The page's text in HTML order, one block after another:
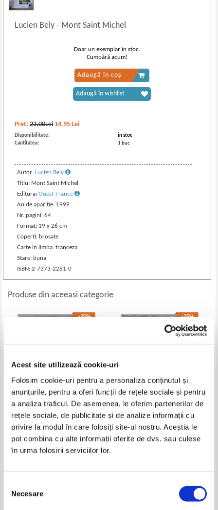
Acest site utilizează cookie-uri
Folosim cookie-uri pentru a personaliza conținutul și
anunțurile, pentru a oferi funcții de rețele sociale și pentru
a analiza traficul. De asemenea, le oferim partenerilor de
rețele sociale, de publicitate și de analize informații cu
privire la modul în care folosiți site-ul nostru. Aceștia le
pot combina cu alte informații oferite de dvs. sau culese
în urma folosirii serviciilor lor.
consimțământului
Necesare
Lucien Bely- Mont Saint Michel
Pret:23,00Lei 14,95 Lei
Disponibilitate:
in stoc
Cantitatea:
1 buc
Autor:Lucien Bely
Titlu: Mont Saint Michel
Editura:Ouest-France
An de aparitie: 1999
Nr. pagini: 64
Format: 19 x 26 cm
Coperti: brosate
Carte in limba: franceza
Stare: buna
ISBN: 2-7373-2251-0
Doar un exemplar în stoc.
Cumpără acum!
Adaugă în coș
Adaugă în wishlist
Produse din aceeasi categorie
-35%
D. Z. Sofianos - Meteora.
Itinerary
Pret:21,00Lei 13,65 Lei
Adaugă în coș
-25%
Pret:21,00Lei 15,75 Lei